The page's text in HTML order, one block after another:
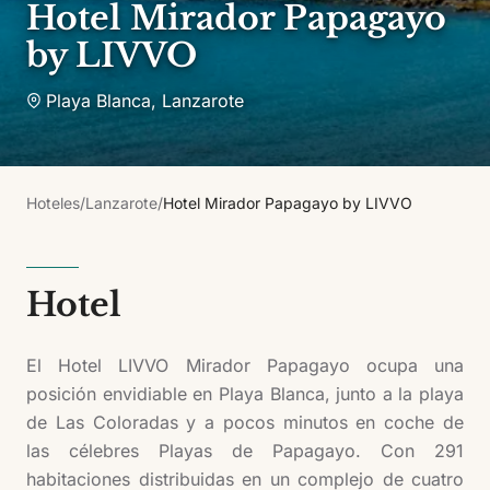
Hotel Mirador Papagayo
by LIVVO
Playa Blanca, Lanzarote
Hoteles/Lanzarote/Hotel Mirador Papagayo by LIVVO
Hotel
El Hotel LIVVO Mirador Papagayo ocupa una
posición envidiable en Playa Blanca, junto a la playa
de Las Coloradas y a pocos minutos en coche de
las célebres Playas de Papagayo. Con 291
habitaciones distribuidas en un complejo de cuatro